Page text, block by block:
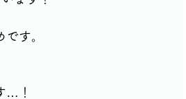
す。
…！